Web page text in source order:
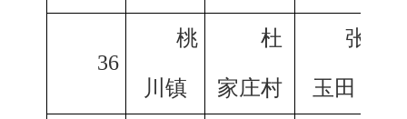
36
桃
川镇
杜
家庄村
张
玉田